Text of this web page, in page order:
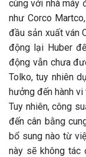
cùng với nhà máy
như Corco
đầu sản xuất ván
động lại Huber
động vẫn chưa
Tolko, tuy nhiên
hưởng đến hành
Tuy nhiên, công
đến cân bằng
bổ sung nào từ
này sẽ không